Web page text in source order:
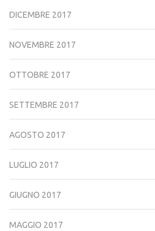
DICEMBRE 2017
NOVEMBRE 2017
OTTOBRE 2017
SETTEMBRE 2017
AGOSTO 2017
LUGLIO 2017
GIUGNO 2017
MAGGIO 2017